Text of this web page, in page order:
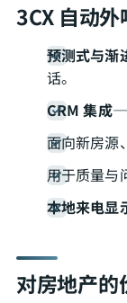
3CX 自动
预测式与渐
话。
CRM 集成
面向新房源
用于质量与
本地来电显
对房地产的